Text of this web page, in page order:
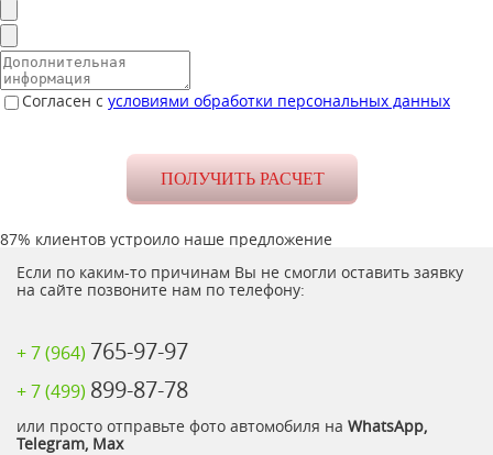
Согласен с условиями обработки персональных данных
87% клиентов устроило наше предложение
Если по каким-то причинам Вы не смогли оставить заявку
на сайте позвоните нам по телефону:
+ 7 (964) 765-97-97
+ 7 (499) 899-87-78
или просто отправьте фото автомобиля на WhatsApp,
Telegram, Max